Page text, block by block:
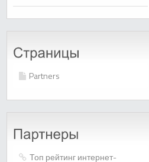
Partners
Топ рейтинг интернет-